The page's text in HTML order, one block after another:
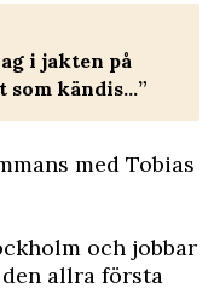
i jakten på
som kändis…”
med Tobias
och jobbar
allra första